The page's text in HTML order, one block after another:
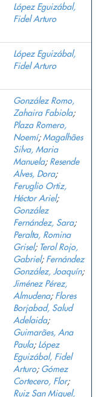
López Eguizábal,
Fidel Arturo
López Eguizábal,
Fidel Arturo
González Romo,
Zahaira Fabiola;
Plaza Romero,
Noemí;Magalhães
Silva, Maria
Manuela; Resende
Alves, Dora;
Feruglio Ortiz,
Héctor Ariel;
González
Fernández, Sara;
Peralta, Romina
Grisel; Terol Rojo,
Gabriel; Fernández
González, Joaquín;
Jiménez Pérez,
Almudena; Flores
Borjabad, Salud
Adelaida;
Guimarães, Ana
Paula; López
Eguizábal, Fidel
Arturo; Gómez
Cortecero, Flor;
Ruiz San Miguel,